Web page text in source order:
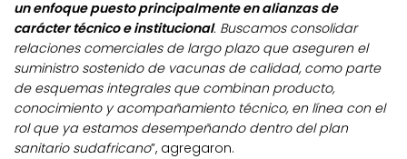
un enfoque puesto principalmente en alianzas de
carácter técnico e institucional. Buscamos consolidar
relaciones comerciales de largo plazo que aseguren el
suministro sostenido de vacunas de calidad, como parte
de esquemas integrales que combinan producto,
conocimiento y acompañamiento técnico, en línea con el
rol que ya estamos desempeñando dentro del plan
sanitario sudafricano”, agregaron.